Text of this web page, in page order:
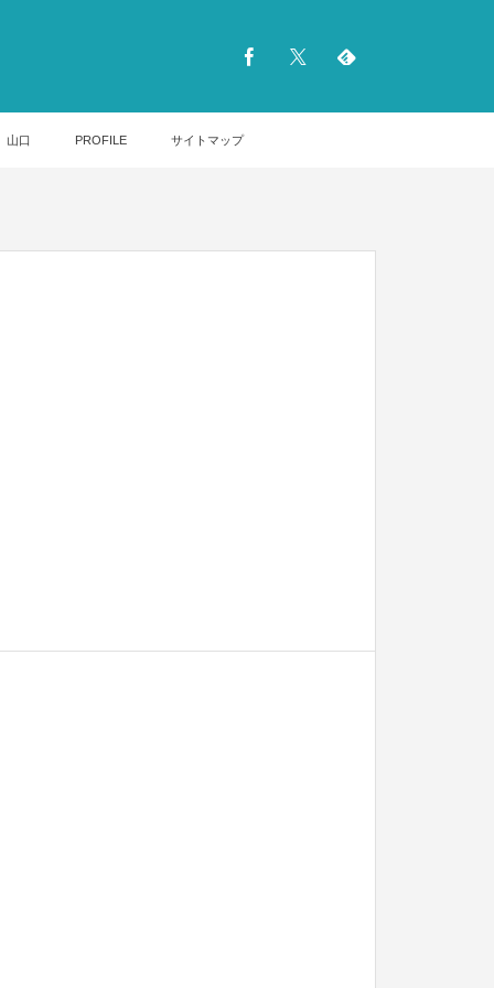
山口 PROFILE サイトマップ